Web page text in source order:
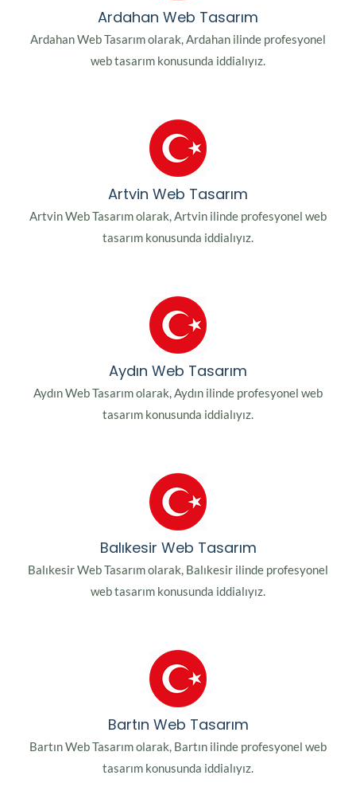
Ardahan Web Tasarım
Ardahan Web Tasarım olarak, Ardahan ilinde profesyonel
web tasarım konusunda iddialıyız.
Artvin Web Tasarım
Artvin Web Tasarım olarak, Artvin ilinde profesyonel web
tasarım konusunda iddialıyız.
Aydın Web Tasarım
Aydın Web Tasarım olarak, Aydın ilinde profesyonel web
tasarım konusunda iddialıyız.
Balıkesir Web Tasarım
Balıkesir Web Tasarım olarak, Balıkesir ilinde profesyonel
web tasarım konusunda iddialıyız.
Bartın Web Tasarım
Bartın Web Tasarım olarak, Bartın ilinde profesyonel web
tasarım konusunda iddialıyız.